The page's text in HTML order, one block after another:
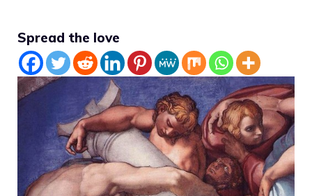
Spread the love